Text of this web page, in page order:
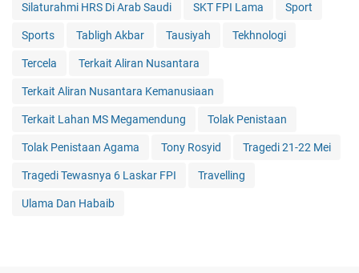
Silaturahmi HRS Di Arab Saudi SKT FPI Lama Sport
Sports Tabligh Akbar Tausiyah Tekhnologi
Tercela Terkait Aliran Nusantara
Terkait Aliran Nusantara Kemanusiaan
Terkait Lahan MS Megamendung Tolak Penistaan
Tolak Penistaan Agama Tony Rosyid Tragedi 21-22 Mei
Tragedi Tewasnya 6 Laskar FPI Travelling
Ulama Dan Habaib